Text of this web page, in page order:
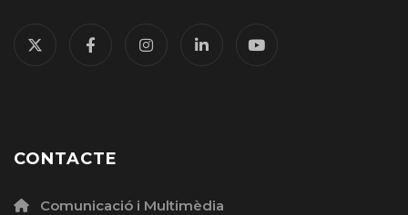
CONTACTE
Comunicació i Multimèdia